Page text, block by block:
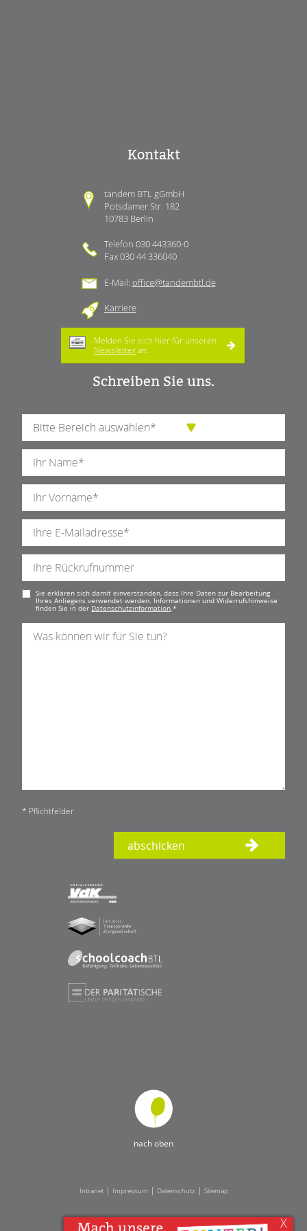
Kontakt
tandem BTL gGmbH
Potsdamer Str. 182
10783 Berlin
Telefon 030 443360-0
Fax 030 44 336040
E-Mail: office@tandembtl.de
Karriere
Melden Sie sich hier für unseren
Newsletteran.
Schreiben Sie uns.
Pflichtfeld
Sie erklären sich damit einverstanden, dass Ihre Daten zur Bearbeitung
Ihres Anliegens verwendet werden. Informationen und Widerrufshinweise
finden Sie in der Datenschutzinformation.*
* Pflichtfelder
abschicken
nach oben
Intranet| Impressum | Datenschutz | Sitemap
Ihnen gefällt, was Sie lesen?
X